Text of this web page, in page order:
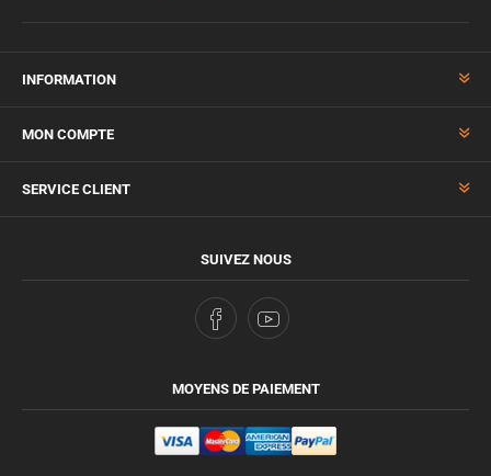
INFORMATION
MON COMPTE
SERVICE CLIENT
SUIVEZ NOUS
MOYENS DE PAIEMENT